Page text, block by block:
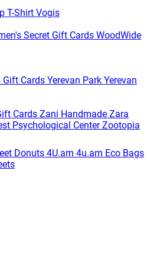
T-Shirt Vogis
Secret Gift Cards WoodWide
Gift Cards Yerevan Park Yerevan
Cards Zani Handmade Zara
Psychological CenterZootopia
Donuts 4U.am 4u.am Eco Bags